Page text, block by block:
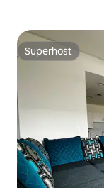
Superhost
Superhost